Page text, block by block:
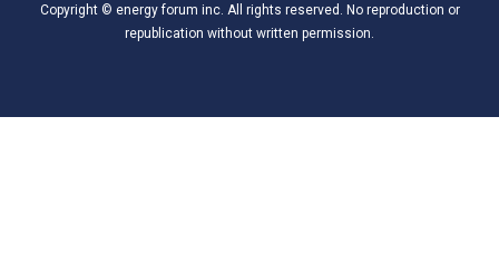
Copyright © energy forum inc. All rights reserved. No reproduction or
republication without written permission.